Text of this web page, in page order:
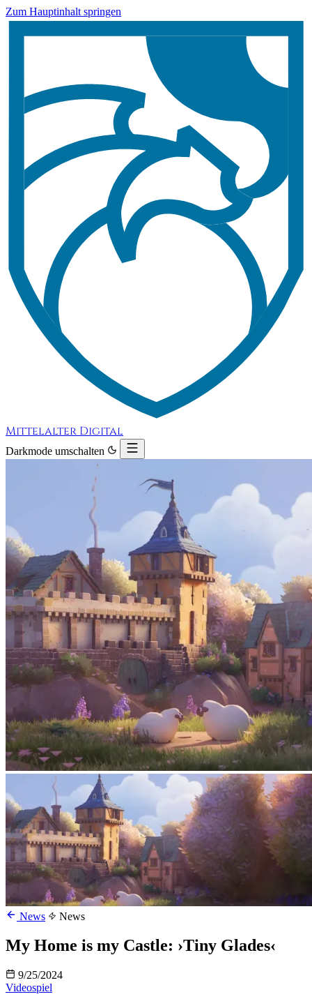
Zum Hauptinhalt springen
Mittelalter Digital
Darkmode umschalten
News News
My Home is my Castle: ›Tiny Glades‹
9/25/2024
Videospiel